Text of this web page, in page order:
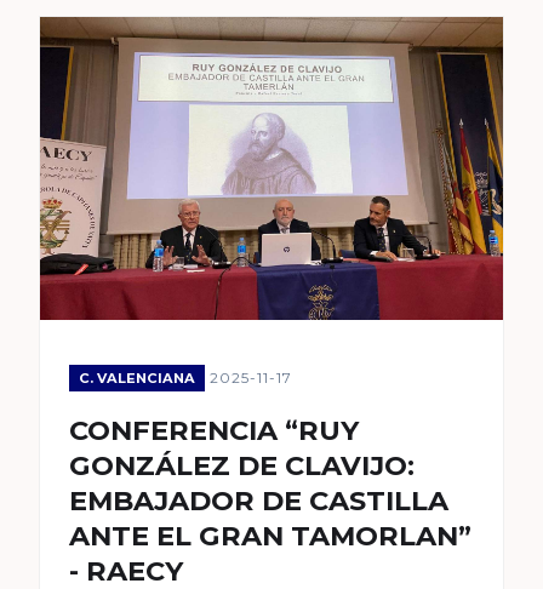
C. VALENCIANA 2025-11-17
CONFERENCIA “RUY
GONZÁLEZ DE CLAVIJO:
EMBAJADOR DE CASTILLA
ANTE EL GRAN TAMORLAN”
- RAECY